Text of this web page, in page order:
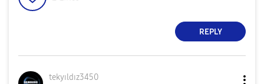
REPLY
tekyıldız3450